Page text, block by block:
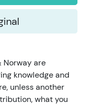
Norway are
knowledge and
unless another
what you